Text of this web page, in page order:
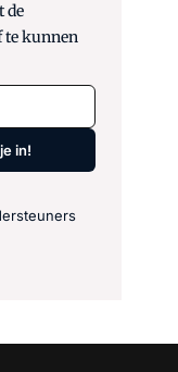
de
kunnen
in!